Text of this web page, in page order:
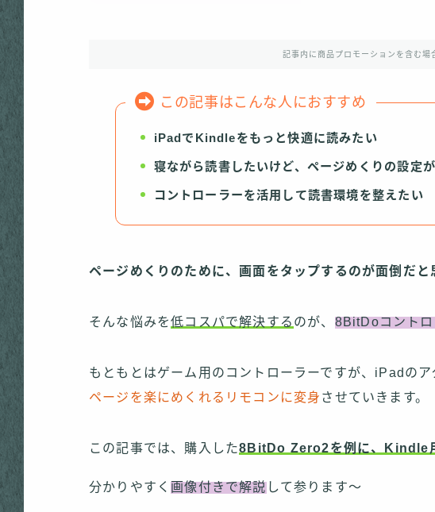
記事内に商品プロモーションを含む場
この記事はこんな人におすすめ
iPadでKindleをもっと快適に読みたい
寝ながら読書したいけど、ページめくりの設定
コントローラーを活用して読書環境を整えたい
ページめくりのために、画面をタップするのが面倒だと
そんな悩みを低コスパで解決する のが、 8BitDoコント
もともとはゲーム用のコントローラーですが、iPadのア
ページを楽にめくれるリモコンに変身 させていきます。
この記事では、購入した8BitDo Zero2を例に、Kindle
分かりやすく 画像付きで解説 して参ります〜